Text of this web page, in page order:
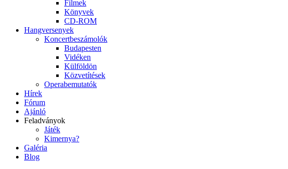
Filmek
Könyvek
CD-ROM
Hangversenyek
Koncertbeszámolók
Budapesten
Vidéken
Külföldön
Közvetítések
Operabemutatók
Hírek
Fórum
Ajánló
Feladványok
Játék
Kimernya?
Galéria
Blog